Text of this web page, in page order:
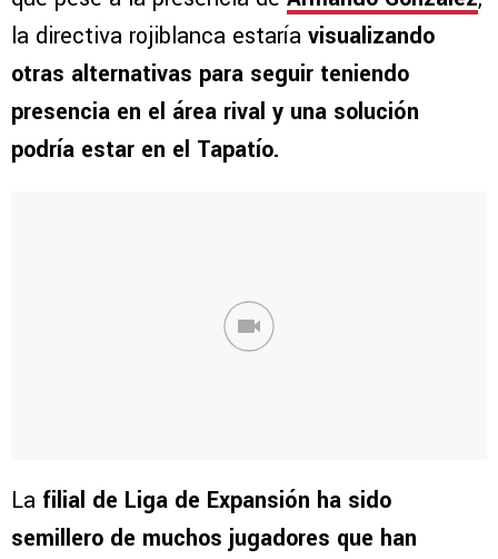
la directiva rojiblanca estaría visualizando
otras alternativas para seguir teniendo
presencia en el área rival y una solución
podría estar en el Tapatío.
La filial de Liga de Expansión ha sido
semillero de muchos jugadores que han